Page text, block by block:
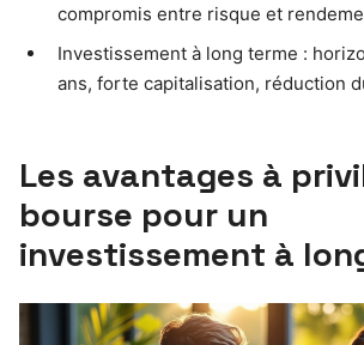
compromis entre risque et
Investissement à long terme :
ans, forte capitalisation, réduction
Les avantages à
bourse pour un
investissement à